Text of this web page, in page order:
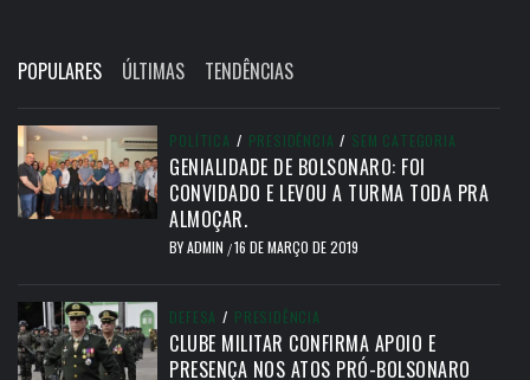
POPULARES ÚLTIMAS TENDÊNCIAS
POLÍTICA / PRESIDÊNCIA / SEM CATEGORIA
GENIALIDADE DE BOLSONARO: FOI
CONVIDADO E LEVOU A TURMA TODA PRA
ALMOÇAR.
BYADMIN /16 DE MARÇO DE 2019
DEFESA / PRESIDÊNCIA
CLUBE MILITAR CONFIRMA APOIO E
PRESENÇA NOS ATOS PRÓ-BOLSONARO